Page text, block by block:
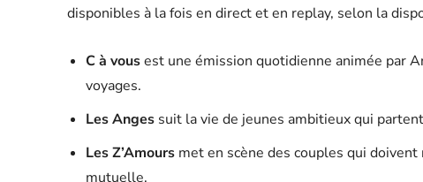
disponibles à la fois en direct et en replay, selon la
C à vousest une émission quotidienne animée par
voyages.
Les Anges suit la vie de jeunes ambitieux qui
Les Z’Amours met en scène des couples qui
mutuelle.